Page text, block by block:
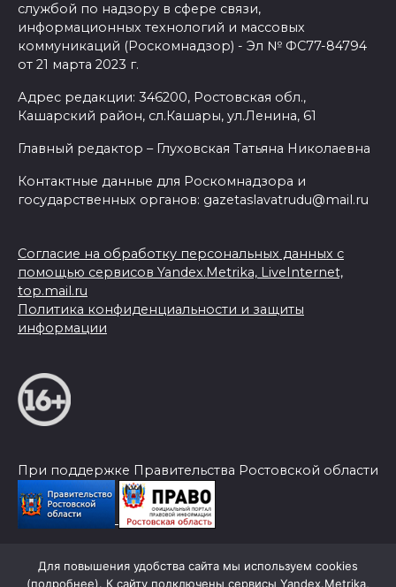
службой по надзору в сфере связи,
информационных технологий и массовых
коммуникаций (Роскомнадзор) - Эл № ФС77-84794
от 21 марта 2023 г.
Адрес редакции: 346200, Ростовская обл.,
Кашарский район, сл.Кашары, ул.Ленина, 61
Главный редактор – Глуховская Татьяна Николаевна
Контактные данные для Роскомнадзора и
государственных органов: gazetaslavatrudu@mail.ru
Согласие на обработку персональных данных с
помощью сервисов Yandex.Metrika, LiveInternet,
top.mail.ru
Политика конфиденциальности и защиты
информации
При поддержке Правительства Ростовской области
© 2026 Слава Труду
Для повышения удобства сайта мы используем cookies
(подробнее). К сайту подключены сервисы Yandex.Metrika,